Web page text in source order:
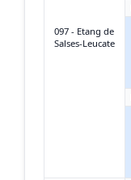
097 - Etang de
Salses-Leucate